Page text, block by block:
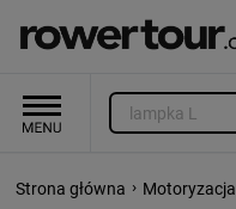
Strona główna › Motoryzacja